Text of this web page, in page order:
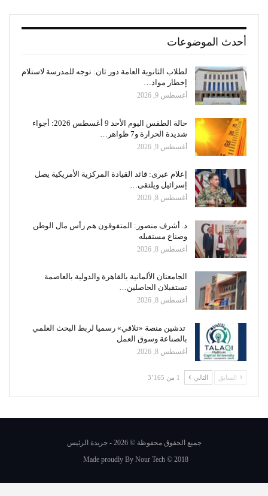
أحدث الموضوعات
لطلاب الثانوية العامة دور ثان: توجه للمدرسة لاستلام
إخطار مواد…
أغسطس 9, 2026
حالة الطقس اليوم الأحد 9 أغسطس 2026: أجواء
شديدة الحرارة و7 ظواهر…
أغسطس 9, 2026
إعلام عبرى: قائد القيادة المركزية الأمريكية يصل
إسرائيل ويلتقى…
أغسطس 8, 2026
د. أشرف منصور: المتفوقون هم رأس مال الوطن
وصناع مستقبله
أغسطس 8, 2026
الجامعتان الألمانية بالقاهرة والدولية بالعاصمة
تستقبلان الحاصلين…
أغسطس 8, 2026
تدشين منصة «تلاقي» رسميا لربط البحث العلمي
بالصناعة وسوق العمل
أغسطس 8, 2026
السابق التالي 1 من 3٬165
جميع الحقوق محفوظة © 2026 - جريدة الرئيس
Made proudly By Nour Tech © 2018